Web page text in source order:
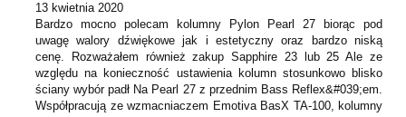
13 kwietnia 2020
Bardzo mocno polecam kolumny Pylon Pearl 27 biorąc pod
uwagę walory dźwiękowe jak i estetyczny oraz bardzo niską
cenę. Rozważałem również zakup Sapphire 23 lub 25 Ale ze
względu na konieczność ustawienia kolumn stosunkowo blisko
ściany wybór padł Na Pearl 27 z przednim Bass Reflex&#039;em.
Współpracują ze wzmacniaczem Emotiva BasX TA-100, kolumny